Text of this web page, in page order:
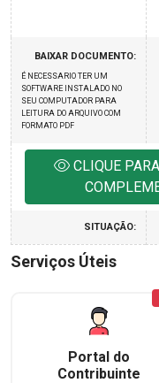
BAIXAR DOCUMENTO:
É NECESSARIO TER UM
SOFTWARE INSTALADO NO
SEU COMPUTADOR PARA
LEITURA DO ARQUIVO COM
FORMATO PDF
CLIQUE
SITUAÇÃO:
Serviços Úteis
Portal do
Contribuinte